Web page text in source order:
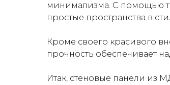
минимализма. С помощью
простые пространства в
Кроме своего красивого
прочность обеспечивает
Итак, стеновые панели из